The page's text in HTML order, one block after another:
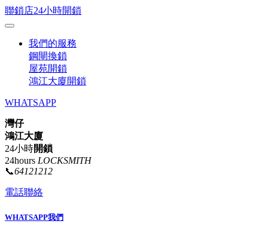
聯鎖店24小時開鎖
我們的服務
鋼閘換鎖
屋苑開鎖
鴻江大廈開鎖
WHATSAPP
灣仔
鴻江大廈
24小時開鎖
24hours LOCKSMITH
📞64121212
電話聯絡
WHATSAPP我們